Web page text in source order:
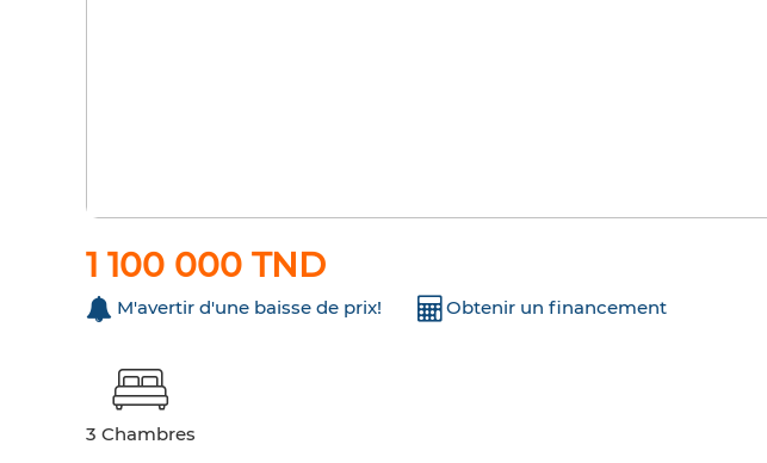
1 100 000 TND
M'avertir d'une baisse de prix! Obtenir un financement
3 Chambres